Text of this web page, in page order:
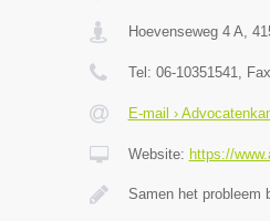
Hoevenseweg 4 A,
Tel: 06-10351541,
E-mail ›
Website: https://
Samen het probleem